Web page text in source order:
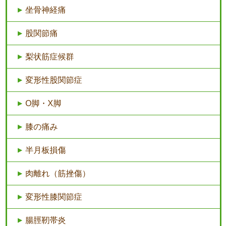
坐骨神経痛
股関節痛
梨状筋症候群
変形性股関節症
O脚・X脚
膝の痛み
半月板損傷
肉離れ（筋挫傷）
変形性膝関節症
腸脛靭帯炎